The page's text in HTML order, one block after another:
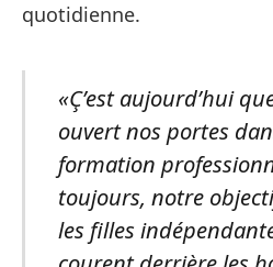
quotidienne.
«Ç’est aujourd’hui
ouvert nos portes
formation
toujours, notre
les filles